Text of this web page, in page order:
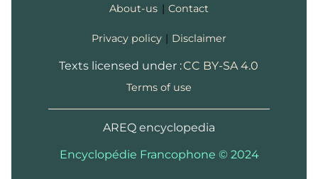
Roger Bastide, « Polygamie, la
SelonJacques Attali(Amours.
hommes et les femmes , 2007)
La charia et la polygamie (1/4)
Edwige Rude-Antoine
validité et la réception de l'union
polygamique par l'ordre juridique
français
: une question théorique
About-us | Contact
Privacy policy | Disclaimer
Texts licensed under :CC BY-SA 4.0
Terms of use
AREQ encyclopedia
Encyclopédie Francophone © 2024